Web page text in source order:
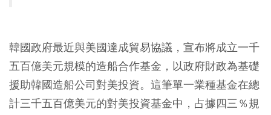
韓國政府最近與美國達成貿易協議，宣布將成立一千
五百億美元規模的造船合作基金，以政府財政為基礎
援助韓國造船公司對美投資。這筆單一業種基金在總
計三千五百億美元的對美投資基金中，占據四三％規